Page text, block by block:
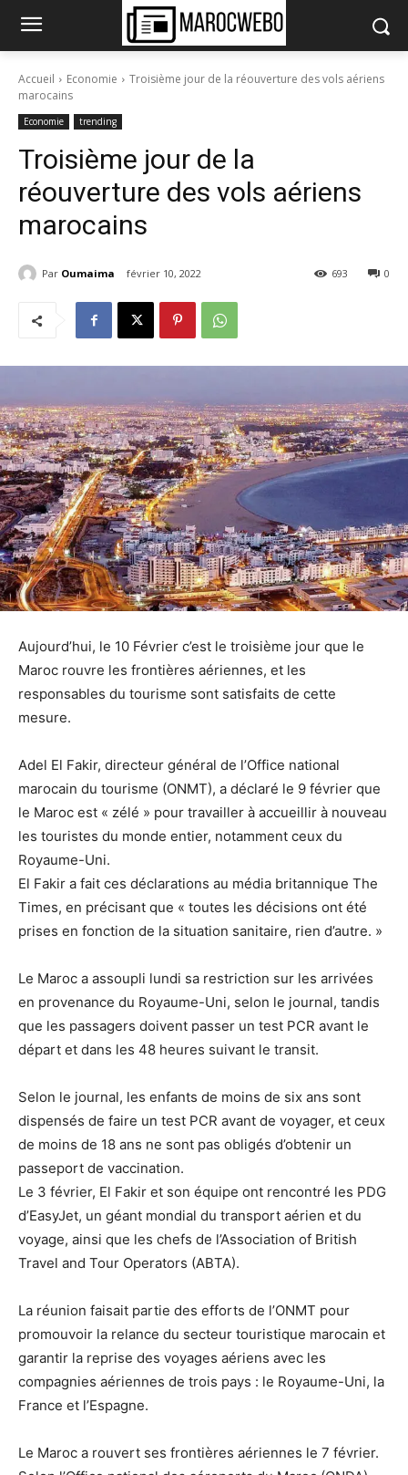
Accueil Economie
Troisième jour de la réouverture des vols aériens
marocains
Economie trending
Troisième jour de la
réouverture des vols aériens
marocains
Par Oumaima février 10, 2022 0
693
Aujourd’hui, le 10 Février c’est le troisième jour que le
Maroc rouvre les frontières aériennes, et les
responsables du tourisme sont satisfaits de cette
mesure.
Adel El Fakir, directeur général de l’Office national
marocain du tourisme (ONMT), a déclaré le 9 février que
le Maroc est « zélé » pour travailler à accueillir à nouveau
les touristes du monde entier, notamment ceux du
Royaume-Uni.
El Fakir a fait ces déclarations au média britannique The
Times, en précisant que « toutes les décisions ont été
prises en fonction de la situation sanitaire, rien d’autre. »
Le Maroc a assoupli lundi sa restriction sur les arrivées
en provenance du Royaume-Uni, selon le journal, tandis
que les passagers doivent passer un test PCR avant le
départ et dans les 48 heures suivant le transit.
Selon le journal, les enfants de moins de six ans sont
dispensés de faire un test PCR avant de voyager, et ceux
de moins de 18 ans ne sont pas obligés d’obtenir un
passeport de vaccination.
Le 3 février, El Fakir et son équipe ont rencontré les PDG
d’EasyJet, un géant mondial du transport aérien et du
voyage, ainsi que les chefs de l’Association of British
Travel and Tour Operators (ABTA).
La réunion faisait partie des efforts de l’ONMT pour
promouvoir la relance du secteur touristique marocain et
garantir la reprise des voyages aériens avec les
compagnies aériennes de trois pays : le Royaume-Uni, la
France et l’Espagne.
Le Maroc a rouvert ses frontières aériennes le 7 février.